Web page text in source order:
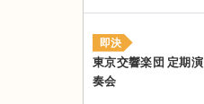
即決
東京交響楽団 定期演
奏会